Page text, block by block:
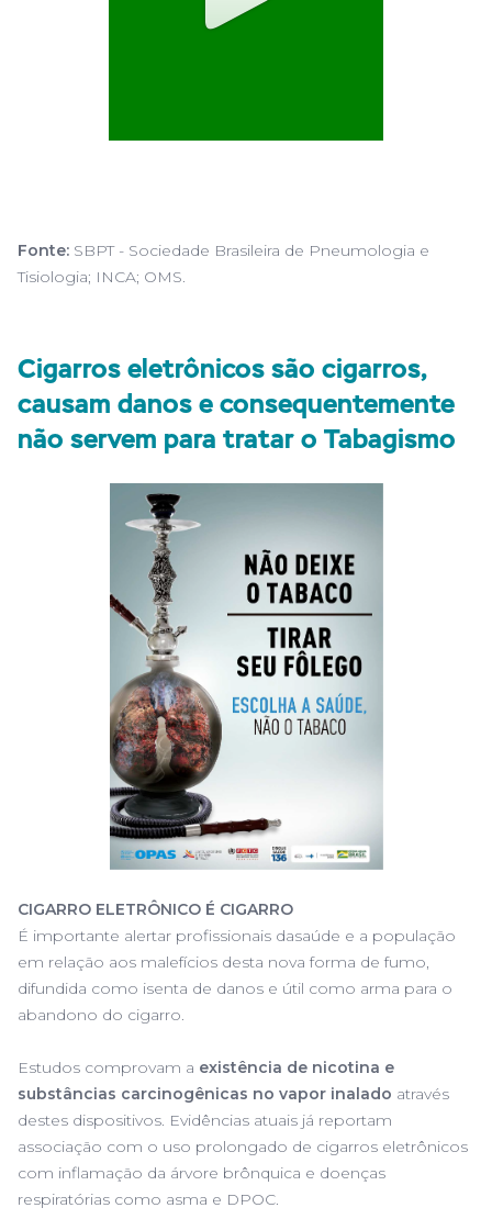
Fonte: SBPT - Sociedade Brasileira de Pneumologia e
Tisiologia; INCA; OMS.
Cigarros eletrônicos são cigarros,
causam danos e consequentemente
não servem para tratar o Tabagismo
CIGARRO ELETRÔNICO É CIGARRO
É importante alertar profissionais dasaúde e a população
em relação aos malefícios desta nova forma de fumo,
difundida como isenta de danos e útil como arma para o
abandono do cigarro.
Estudos comprovam a existência de nicotina e
substâncias carcinogênicas no vapor inalado através
destes dispositivos. Evidências atuais já reportam
associação com o uso prolongado de cigarros eletrônicos
com inflamação da árvore brônquica e doenças
respiratórias como asma e DPOC.